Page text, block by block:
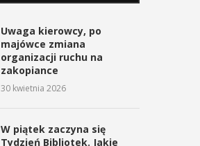
Uwaga kierowcy, po
majówce zmiana
organizacji ruchu na
zakopiance
30 kwietnia 2026
W piątek zaczyna się
Tydzień Bibliotek. Jakie